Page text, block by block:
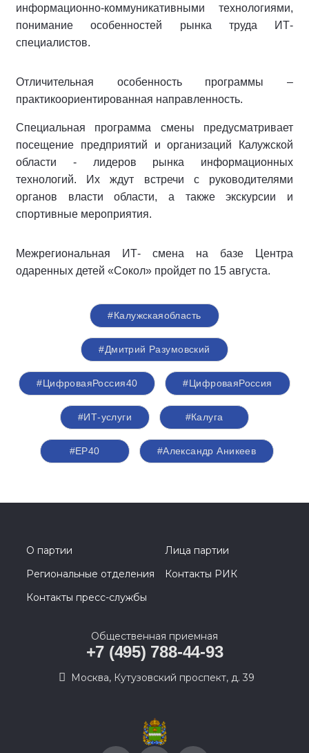
информационно-коммуникативными технологиями,
понимание особенностей рынка труда ИТ-
специалистов.
Отличительная особенность программы –
практикоориентированная направленность.
Специальная программа смены предусматривает
посещение предприятий и организаций Калужской
области - лидеров рынка информационных
технологий. Их ждут встречи с руководителями
органов власти области, а также экскурсии и
спортивные мероприятия.
Межрегиональная ИТ- смена на базе Центра
одаренных детей «Сокол» пройдет по 15 августа.
#Калужскаяобласть
#Дмитрий Разумовский
#ЦифроваяРоссия40 #ЦифроваяРоссия
#ИТ-услуги #Калуга
#ЕР40 #Александр Аникеев
О партии
Лица партии
Региональные отделения
Контакты РИК
Контакты пресс-службы
Общественная приемная
+7 (495) 788-44-93
Москва, Кутузовский проспект, д. 39